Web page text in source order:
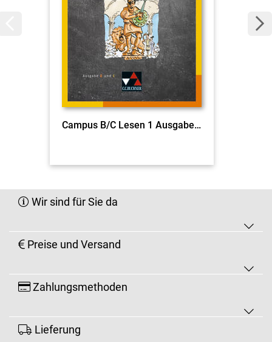
Campus B/C Lesen 1 Ausgabe ab 2017
Wir sind für Sie da
Preise und Versand
Zahlungsmethoden
Lieferung